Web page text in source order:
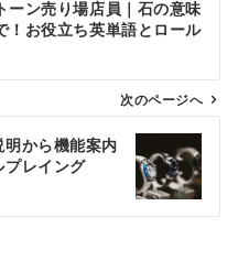
ーン売り場店員｜石の意味
！お役立ち英単語とロール
次のページへ
から機能案内
プレイング